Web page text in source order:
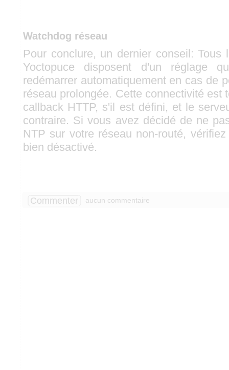
Watchdog réseau
Pour conclure, un dernier conseil: Tous
Yoctopuce disposent d'un réglage
redémarrer automatiquement en cas de
réseau prolongée. Cette connectivité est
callback HTTP, s'il est défini, et le
contraire. Si vous avez décidé de ne
NTP sur votre réseau non-routé,
bien désactivé.
Commenter aucun commentaire